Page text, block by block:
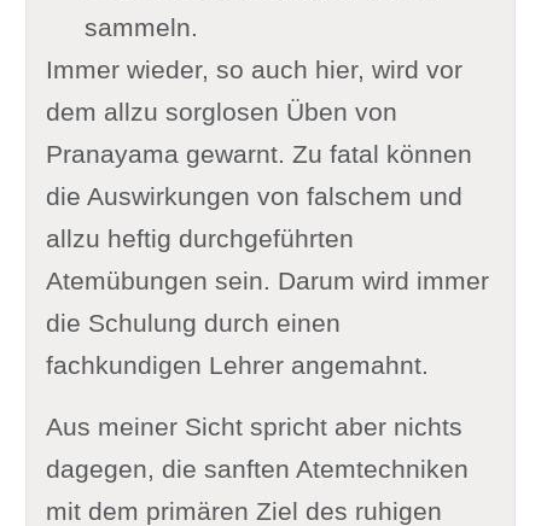
sammeln.
Immer wieder, so auch hier, wird vor
dem allzu sorglosen Üben von
Pranayama gewarnt. Zu fatal können
die Auswirkungen von falschem und
allzu heftig durchgeführten
Atemübungen sein. Darum wird immer
die Schulung durch einen
fachkundigen Lehrer angemahnt.
Aus meiner Sicht spricht aber nichts
dagegen, die sanften Atemtechniken
mit dem primären Ziel des ruhigen